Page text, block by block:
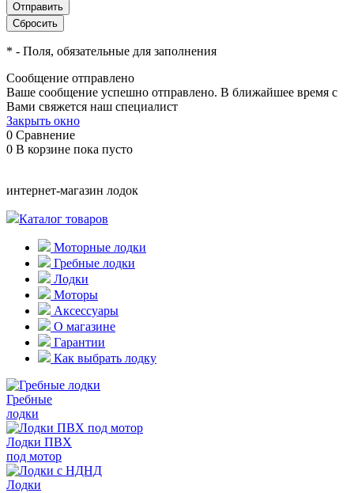
* - Поля, обязательные для заполнения
Сообщение отправлено
Ваше сообщение успешно отправлено. В ближайшее время с
Вами свяжется наш специалист
Закрыть окно
0 Сравнение
0 В корзине пока пусто
интернет-магазин лодок
Каталог товаров
Моторные лодки
Гребные лодки
Лодки
Моторы
Аксессуары
О магазине
Гарантии
Как выбрать лодку
Гребные
лодки
Лодки ПВХ
под мотор
Лодки